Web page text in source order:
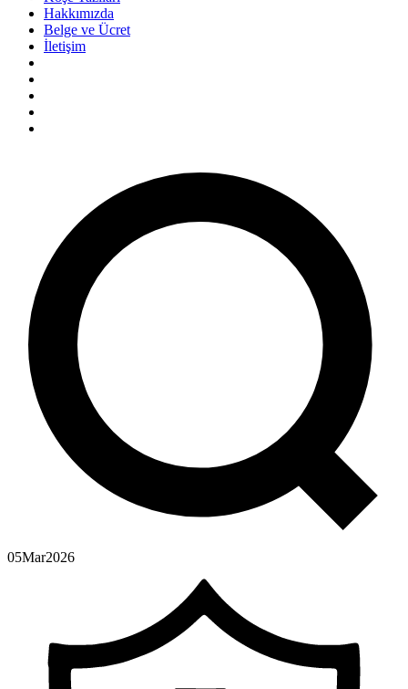
Hakkımızda
Belge ve Ücret
İletişim
05Mar2026